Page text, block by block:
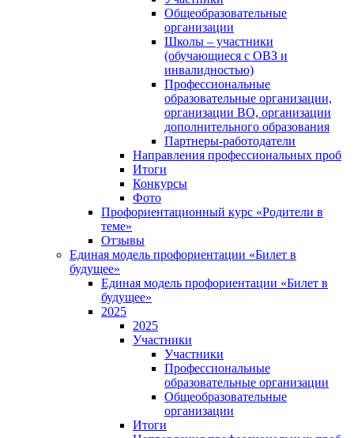
Общеобразовательные
организации
Школы – участники
(обучающиеся с ОВЗ и
инвалидностью)
Профессиональные
образовательные организации,
организации ВО, организации
дополнительного образования
Партнеры-работодатели
Направления профессиональных проб
Итоги
Конкурсы
Фото
Профориентационный курс «Родители в
теме»
Отзывы
Единая модель профориентации «Билет в
будущее»
Единая модель профориентации «Билет в
будущее»
2025
2025
Участники
Участники
Профессиональные
образовательные организации
Общеобразовательные
организации
Итоги